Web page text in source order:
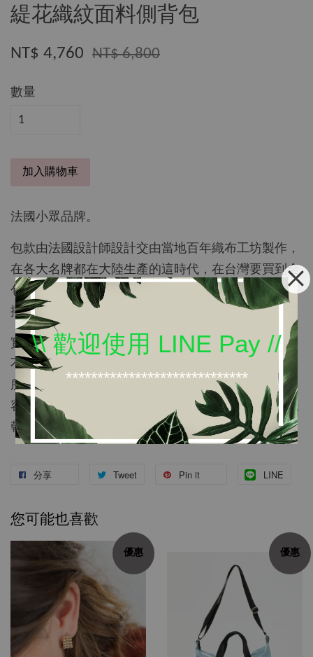
\\ 歡迎使用 LINE Pay //
*****************************
緹花織紋面料側背包
NT$ 4,760 NT$ 6,800
數量
加入購物車
法國小眾品牌。
包款由法國設計師設計交由當地百年織布工坊製作，
在各大名牌都在大陸生產的這時代，在台灣要買到全
包法國製造不容易啊。幾合的藝術風格很耐看，也好
搭。
實品是緹花面料，只有提把是植鞣皮格，所以很輕。
不像一般帆布包會垂垂沒型，緹花面料是有厚度的，
所以背前來會挺。
容量不算小，內有ㄧ個暗袋。不可放洗衣機洗，請送
乾洗。
分享 Tweet Pin it LINE
您可能也喜歡
優惠 優惠